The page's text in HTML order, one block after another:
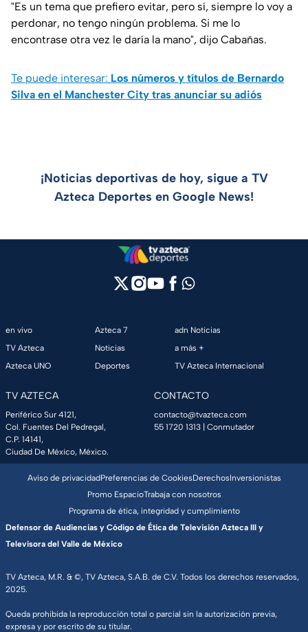
"Es un tema que prefiero evitar, pero sí, siempre lo voy a
perdonar, no tengo ningún problema. Si me lo
encontrase otra vez le daría la mano", dijo Cabañas.
Te puede interesar: Los números y títulos de Bernardo
Silva en el Manchester City tras anunciar su adiós
¡Noticias deportivas de hoy, sigue a TV
Azteca Deportes en Google News!
en vivo
TV Azteca
Azteca UNO
Azteca 7
Noticias
Deportes
adn Noticias
a más +
TV Azteca Internacional
TV AZTECA
Periférico Sur 4121,
Col. Fuentes Del Pedregal,
C.P. 14141,
Ciudad De México, México.
CONTACTO
contacto@tvazteca.com
55 1720 1313 | Conmutador
TV Azteca, M.R. & ©, TV Azteca, S.A.B. de C.V. Todos los derechos reservados,
2025.
Queda prohibida la reproducción total o parcial sin la autorización previa,
expresa y por escrito de su titular.
Aviso de privacidadPreferencias de CookiesDerechosInversionistas
Promo EspacioTrabaja con nosotros
Programa de ética, integridad y cumplimiento
Defensor de Audiencias y Código de Ética de Televisión Azteca III y
Televisora del Valle de México